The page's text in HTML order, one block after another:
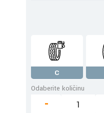
C
Odaberite količinu
-